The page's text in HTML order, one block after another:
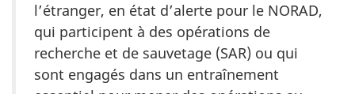
l’étranger, en état d’alerte pour le NORAD,
qui participent à des opérations de
recherche et de sauvetage (SAR) ou qui
sont engagés dans un entraînement